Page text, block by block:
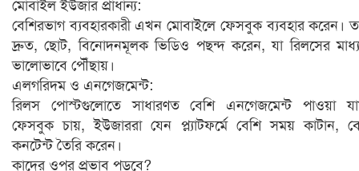
মোবাইল ইউজার প্রাধান্য:
বেশিরভাগ ব্যবহারকারী এখন মোবাইলে ফেসবুক ব্যবহার করেন।
দ্রুত, ছোট, বিনোদনমূলক ভিডিও পছন্দ করেন, যা রিলসের
ভালোভাবে পৌঁছায়।
এলগরিদম ও এনগেজমেন্ট:
রিলস পোস্টগুলোতে সাধারণত বেশি এনগেজমেন্ট পাওয়া
ফেসবুক চায়, ইউজাররা যেন প্ল্যাটফর্মে বেশি সময় কাটান,
কনটেন্ট তৈরি করেন।
কাদের ওপর প্রভাব পড়বে?